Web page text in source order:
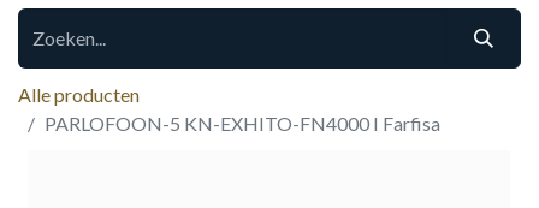
Alle producten
PARLOFOON-5 KN-EXHITO-FN4000 I Farfisa